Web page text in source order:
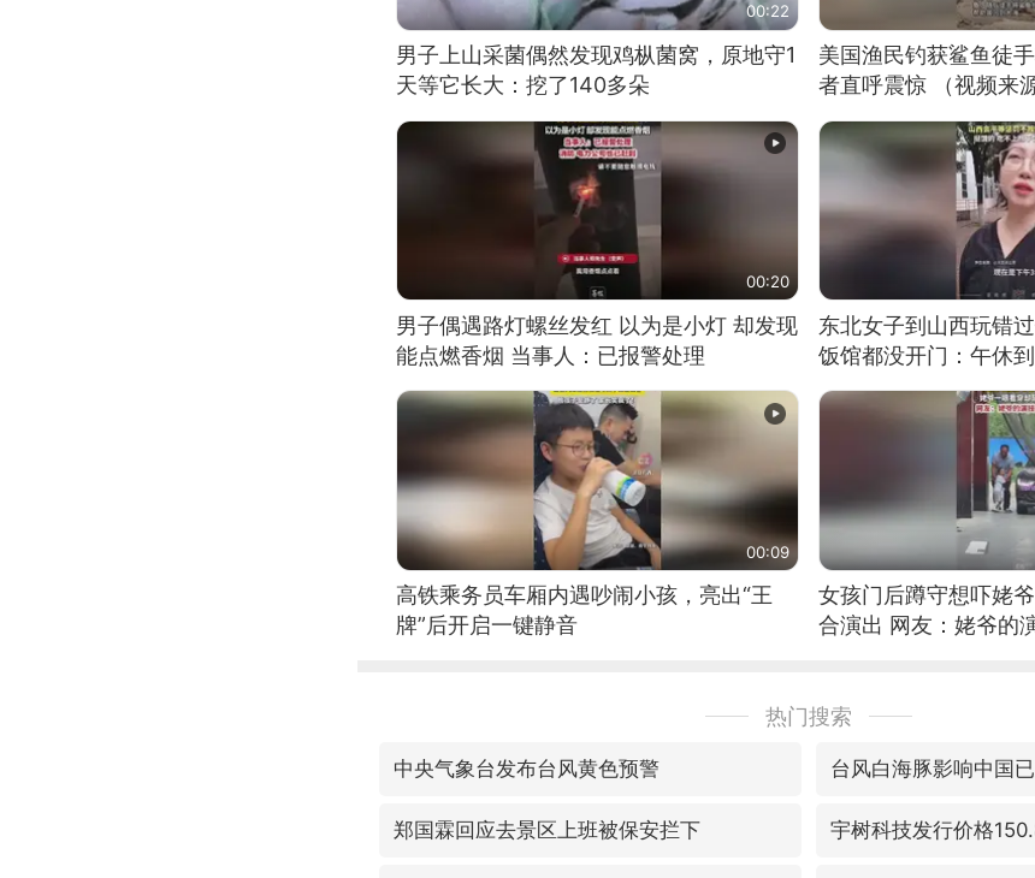
00:22
男子上山采菌偶然发现鸡枞菌窝，原地守1
天等它长大：挖了140多朵
美国渔民钓获鲨鱼徒
者直呼震惊 （视频来
00:20
男子偶遇路灯螺丝发红 以为是小灯 却发现
能点燃香烟 当事人：已报警处理
东北女子到山西玩错
饭馆都没开门：午休
00:09
高铁乘务员车厢内遇吵闹小孩，亮出“王
牌”后开启一键静音
女孩门后蹲守想吓姥
合演出 网友：姥爷的
热门搜索
中央气象台发布台风黄色预警 台风白海豚影响中国
郑国霖回应去景区上班被保安拦下 宇树科技发行价格